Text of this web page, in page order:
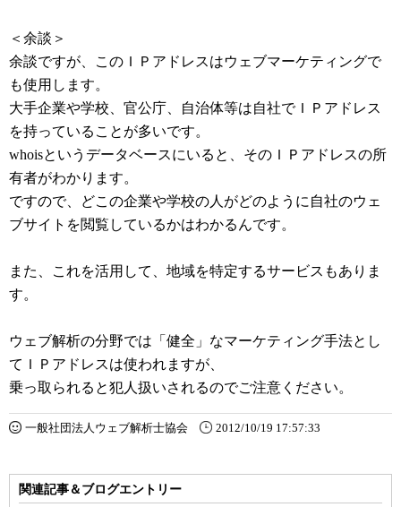
＜余談＞
余談ですが、このＩＰアドレスはウェブマーケティングで
も使用します。
大手企業や学校、官公庁、自治体等は自社でＩＰアドレス
を持っていることが多いです。
whoisというデータベースにいると、そのＩＰアドレスの所
有者がわかります。
ですので、どこの企業や学校の人がどのように自社のウェ
ブサイトを閲覧しているかはわかるんです。
また、これを活用して、地域を特定するサービスもありま
す。
ウェブ解析の分野では「健全」なマーケティング手法とし
てＩＰアドレスは使われますが、
乗っ取られると犯人扱いされるのでご注意ください。
一般社団法人ウェブ解析士協会 2012/10/19 17:57:33
関連記事＆ブログエントリー